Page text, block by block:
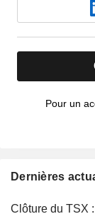
Pour un
Dernières
Clôture du TSX